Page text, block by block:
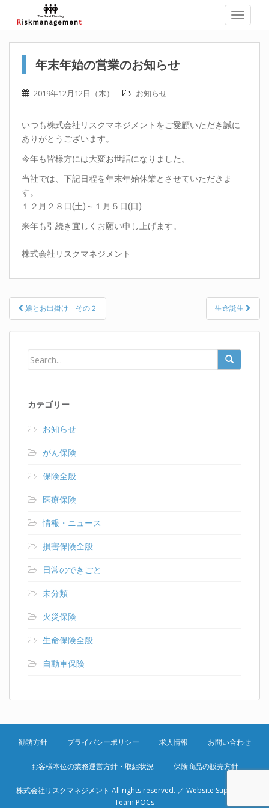
年末年始の営業のお知らせ
2019年12月12日（木） お知らせ
いつも株式会社リスクマネジメントをご愛顧いただき誠に
ありがとうございます。
今年も皆様方には大変お世話になりました。
当社では、下記日程を年末年始休業とさせていただきま
す。
１２月２８日(土)～１月５日(日)
来年も引続き宜しくお願い申し上げます。
株式会社リスクマネジメント
Post
navigation
娘とお出掛け その２ 生命誕生
カテゴリー
お知らせ
がん保険
保険全般
医療保険
情報・ニュース
損害保険全般
日常のできごと
未分類
火災保険
生命保険全般
自動車保険
勧誘方針 プライバシーポリシー 求人情報 お問い合わせ
お客様本位の業務運営方針・取組状況 保険商品の販売方針
株式会社リスクマネジメント All rights reserved. ／ Website Support by
Team POCs